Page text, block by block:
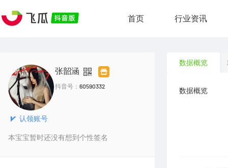
首页 行业资讯
认领账号
张韶涵
抖音号： 60590332
本宝宝暂时还没有想到个性签名
数据概览
数据概览